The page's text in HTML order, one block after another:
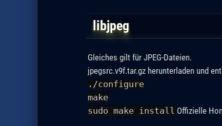
libjpeg
Gleiches gilt für JPEG-Dateien.
jpegsrc.v9f.tar.gz herunterladen und
./configure
make
sudo make installOffizielle